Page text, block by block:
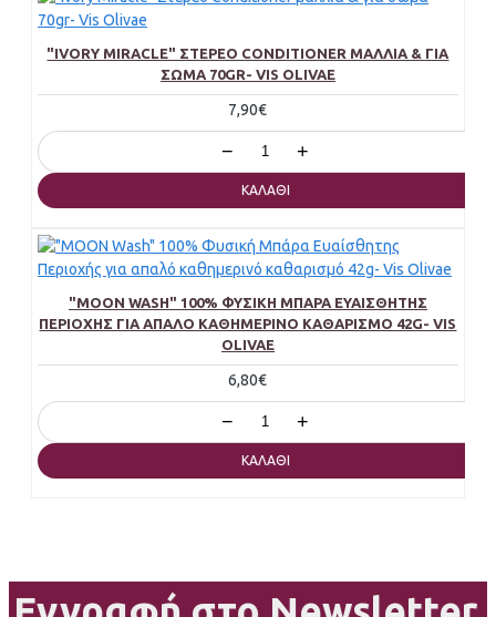
"IVORY MIRACLE" ΣΤΕΡΕΌ CONDITIONER ΜΑΛΛΙΆ & ΓΙΑ
ΣΏΜΑ 70GR- VIS OLIVAE
7,90€
− +
ΚΑΛΆΘΙ
"MOON WASH" 100% ΦΥΣΙΚΉ ΜΠΆΡΑ ΕΥΑΊΣΘΗΤΗΣ
ΠΕΡΙΟΧΉΣ ΓΙΑ ΑΠΑΛΌ ΚΑΘΗΜΕΡΙΝΌ ΚΑΘΑΡΙΣΜΌ 42G- VIS
OLIVAE
6,80€
− +
ΚΑΛΆΘΙ